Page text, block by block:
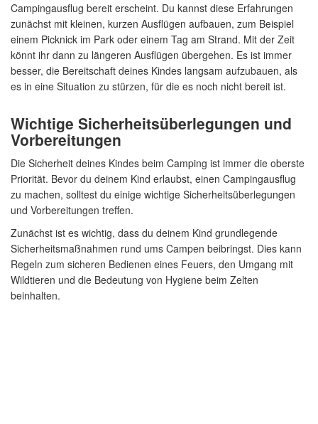
Campingausflug bereit erscheint. Du kannst diese Erfahrungen
zunächst mit kleinen, kurzen Ausflügen aufbauen, zum Beispiel
einem Picknick im Park oder einem Tag am Strand. Mit der Zeit
könnt ihr dann zu längeren Ausflügen übergehen. Es ist immer
besser, die Bereitschaft deines Kindes langsam aufzubauen, als
es in eine Situation zu stürzen, für die es noch nicht bereit ist.
Wichtige Sicherheitsüberlegungen und
Vorbereitungen
Die Sicherheit deines Kindes beim Camping ist immer die oberste
Priorität. Bevor du deinem Kind erlaubst, einen Campingausflug
zu machen, solltest du einige wichtige Sicherheitsüberlegungen
und Vorbereitungen treffen.
Zunächst ist es wichtig, dass du deinem Kind grundlegende
Sicherheitsmaßnahmen rund ums Campen beibringst. Dies kann
Regeln zum sicheren Bedienen eines Feuers, den Umgang mit
Wildtieren und die Bedeutung von Hygiene beim Zelten
beinhalten.